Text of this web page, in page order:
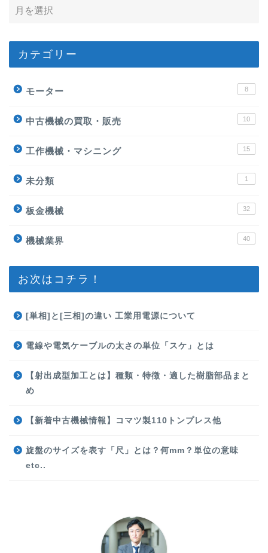
カテゴリー
モーター 8
中古機械の買取・販売 10
工作機械・マシニング 15
未分類 1
板金機械 32
機械業界 40
お次はコチラ！
[単相]と[三相]の違い 工業用電源について
電線や電気ケーブルの太さの単位「スケ」とは
【射出成型加工とは】種類・特徴・適した樹脂部品まと
め
【新着中古機械情報】コマツ製110トンプレス他
旋盤のサイズを表す「尺」とは？何mm？単位の意味
etc..